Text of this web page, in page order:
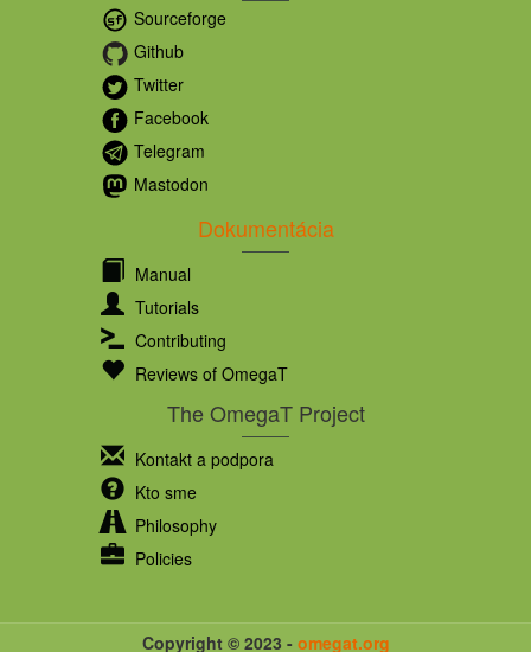
Sourceforge
Github
Twitter
Facebook
Telegram
Mastodon
Dokumentácia
Manual
Tutorials
Contributing
Reviews of OmegaT
The OmegaT Project
Kontakt a podpora
Kto sme
Philosophy
Policies
Copyright © 2023 - omegat.org